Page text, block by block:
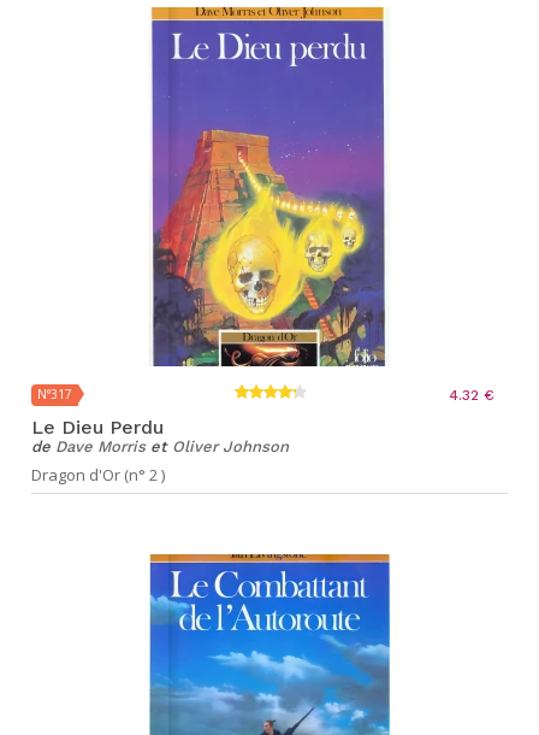
N°317 4.32 €
Le Dieu Perdu
de Dave Morriset Oliver Johnson
Dragon d'Or (n° 2 )